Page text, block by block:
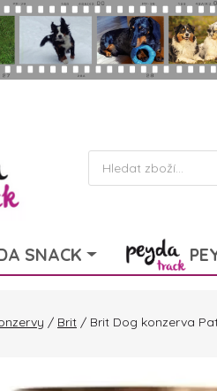
Products
search
SNACK
/ Brit / Brit Dog konzerva